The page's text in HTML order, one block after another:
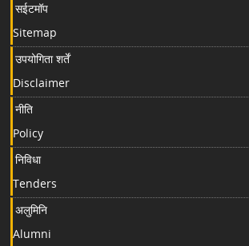
सईटमॉप
Sitemap
उपयोगिता शर्तें
Disclaimer
नीति
Policy
निविधा
Tenders
अलुमिनि
Alumni